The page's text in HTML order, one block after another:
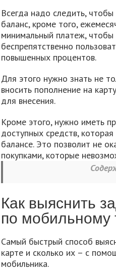
Всегда надо следить,
баланс, кроме того,
минимальный платеж,
беспрепятственно
повышенных процентов.
Для этого нужно знать не
вносить пополнение на
для внесения.
Кроме этого, нужно иметь
доступных средств,
балансе. Это позволит не
покупками, которые
Как выяснить
по мобильному
Самый быстрый способ
карте и сколько их – с
мобильника.